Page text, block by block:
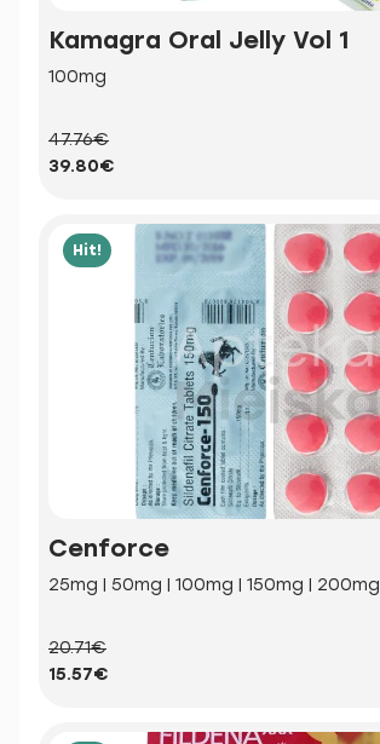
Kamagra Oral Jelly Vol 1
100mg
47.76€
39.80€
Hit!
Cenforce
25mg | 50mg | 100mg | 150mg | 200mg
20.71€
15.57€